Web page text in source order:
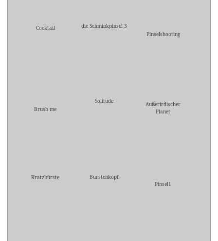
Cocktail
die Schminkpinsel 3
Pinselshooting
Brush me
Solitude
Außerirdischer
Planet
Kratzbürste
Bürstenkopf
Pinsel1